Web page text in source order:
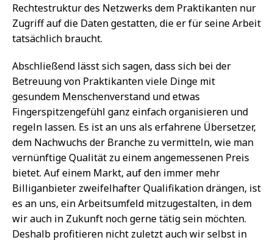
Rechtestruktur des Netzwerks dem Praktikanten nur
Zugriff auf die Daten gestatten, die er für seine Arbeit
tatsächlich braucht.
Abschließend lässt sich sagen, dass sich bei der
Betreuung von Praktikanten viele Dinge mit
gesundem Menschenverstand und etwas
Fingerspitzengefühl ganz einfach organisieren und
regeln lassen. Es ist an uns als erfahrene Übersetzer,
dem Nachwuchs der Branche zu vermitteln, wie man
vernünftige Qualität zu einem angemessenen Preis
bietet. Auf einem Markt, auf den immer mehr
Billiganbieter zweifelhafter Qualifikation drängen, ist
es an uns, ein Arbeitsumfeld mitzugestalten, in dem
wir auch in Zukunft noch gerne tätig sein möchten.
Deshalb profitieren nicht zuletzt auch wir selbst in